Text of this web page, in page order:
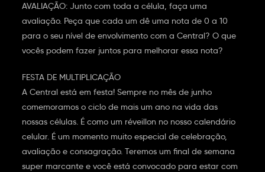
AVALIAÇÃO: Junto com toda a célula, faça uma
avaliação. Peça que cada um dê uma nota de 0 a 10
para o seu nível de envolvimento com a Central? O que
vocês podem fazer juntos para melhorar essa nota?
FESTA DE MULTIPLICAÇÃO
A Central está em festa! Sempre no mês de junho
comemoramos o ciclo de mais um ano na vida das
nossas células. É como um réveillon no nosso calendário
celular. É um momento muito especial de celebração,
avaliação e consagração. Teremos um final de semana
super marcante e você está convocado para estar com